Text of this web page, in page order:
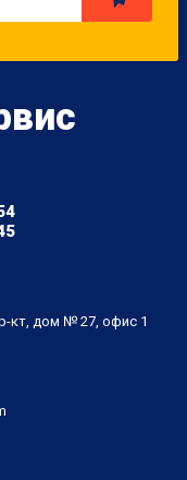
кт, дом № 27, офис 1